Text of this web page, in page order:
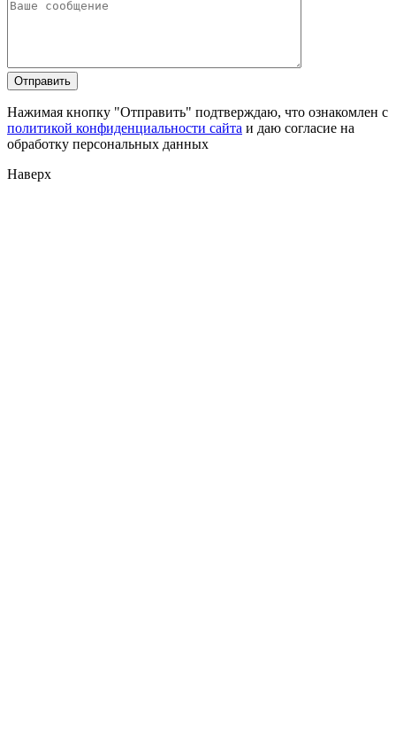
Нажимая кнопку "Отправить" подтверждаю, что ознакомлен с
политикой конфиденциальности сайта и даю согласие на
обработку персональных данных
Наверх